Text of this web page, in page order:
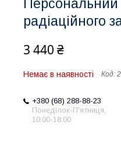
Персональний
радіаційного
3 440 ₴
Немає в наявності Код:
+380 (68) 288-88-23
Понеділок-П'ятниця,
10:00-18:00